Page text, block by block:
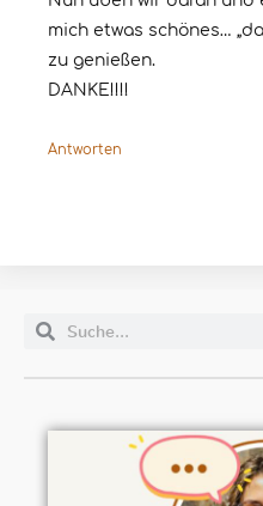
mich etwas schönes…
zu genießen.
DANKE!!!!
Antworten